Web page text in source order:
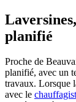
planifié
Proche de
planifié, avec un
travaux. Lorsque
avec le